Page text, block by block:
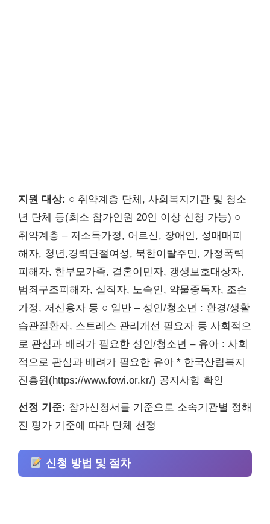
지원 대상: ○ 취약계층 단체, 사회복지기관 및 청소
년 단체 등(최소 참가인원 20인 이상 신청 가능) ○
취약계층 – 저소득가정, 어르신, 장애인, 성매매피
해자, 청년,경력단절여성, 북한이탈주민, 가정폭력
피해자, 한부모가족, 결혼이민자, 갱생보호대상자,
범죄구조피해자, 실직자, 노숙인, 약물중독자, 조손
가정, 저신용자 등 ○ 일반 – 성인/청소년 : 환경/생활
습관질환자, 스트레스 관리개선 필요자 등 사회적으
로 관심과 배려가 필요한 성인/청소년 – 유아 : 사회
적으로 관심과 배려가 필요한 유아 * 한국산림복지
진흥원(https://www.fowi.or.kr/) 공지사항 확인
선정 기준: 참가신청서를 기준으로 소속기관별 정해
진 평가 기준에 따라 단체 선정
신청 방법 및 절차